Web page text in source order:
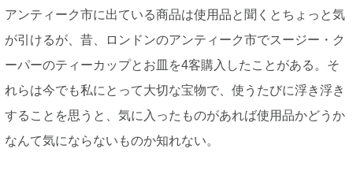
アンティーク市に出ている商品は使用品と聞くとちょっと気
が引けるが、昔、ロンドンのアンティーク市でスージー・ク
ーパーのティーカップとお皿を4客購入したことがある。そ
れらは今でも私にとって大切な宝物で、使うたびに浮き浮き
することを思うと、気に入ったものがあれば使用品かどうか
なんて気にならないものか知れない。